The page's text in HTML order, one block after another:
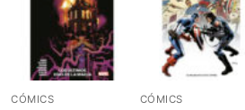
Inicio
Tienda
CÓMICS CÓMICS